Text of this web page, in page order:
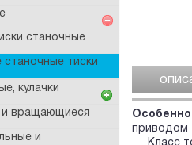
станочные
тиски
кулачки
и вращающиеся
и
приводом